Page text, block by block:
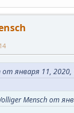
января 11, 2020,
Mensch от